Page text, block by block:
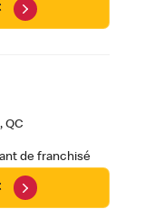
QC
de franchisé